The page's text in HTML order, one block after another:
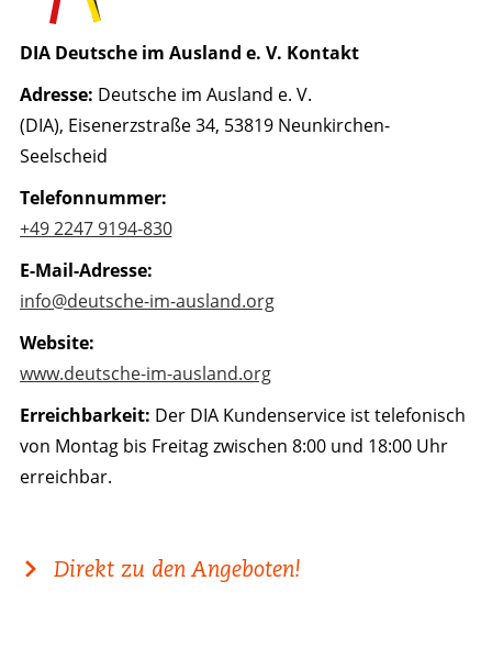
DIA Deutsche im Ausland e. V. Kontakt
Adresse: Deutsche im Ausland e. V.
(DIA), Eisenerzstraße 34, 53819 Neunkirchen-
Seelscheid
Telefonnummer:
+49 2247 9194-830
E-Mail-Adresse:
info@deutsche-im-ausland.org
Website:
www.deutsche-im-ausland.org
Erreichbarkeit: Der DIA Kundenservice ist telefonisch
von Montag bis Freitag zwischen 8:00 und 18:00 Uhr
erreichbar.
Direkt zu den Angeboten!